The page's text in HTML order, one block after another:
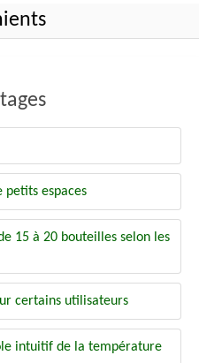
petits espaces
15 à 20 bouteilles selon les
certains utilisateurs
intuitif de la température